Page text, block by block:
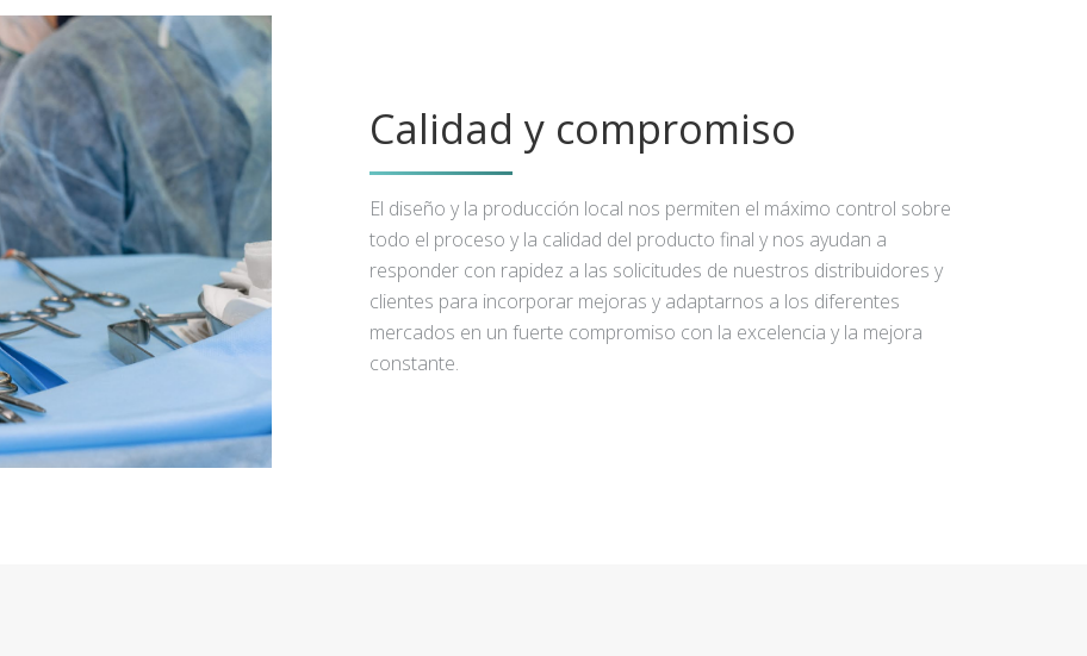
Calidad y compromiso
El diseño y la producción local nos permiten el máximo control sobre
todo el proceso y la calidad del producto final y nos ayudan a
responder con rapidez a las solicitudes de nuestros distribuidores y
clientes para incorporar mejoras y adaptarnos a los diferentes
mercados en un fuerte compromiso con la excelencia y la mejora
constante.